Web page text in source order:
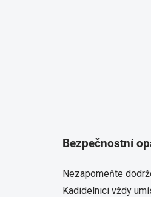
Bezpečnostní
Nezapomeňte
Kadidelnici vždy